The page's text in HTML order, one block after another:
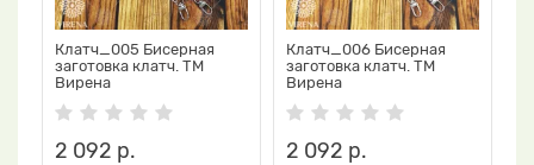
Клатч_005 Бисерная
заготовка клатч. ТМ
Вирена
2 092 р.
Клатч_006 Бисерная
заготовка клатч. ТМ
Вирена
2 092 р.